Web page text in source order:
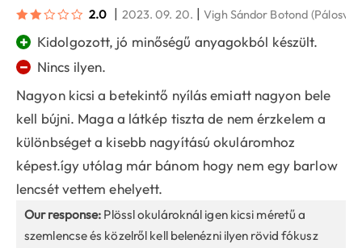
2.0 | 2023. 09. 20. |Vigh Sándor Botond
+ Kidolgozott, jó minőségű anyagokból készült.
−
Nincs ilyen.
Nagyon kicsi a betekintő nyílás emiatt nagyon bele
kell bújni. Maga a látkép tiszta de nem érzkelem a
különbséget a kisebb nagyítású okuláromhoz
képest.így utólag már bánom hogy nem egy barlow
lencsét vettem ehelyett.
Our response: Plössl okulároknál igen kicsi méretű a
szemlencse és közelről kell belenézni ilyen rövid fókusz